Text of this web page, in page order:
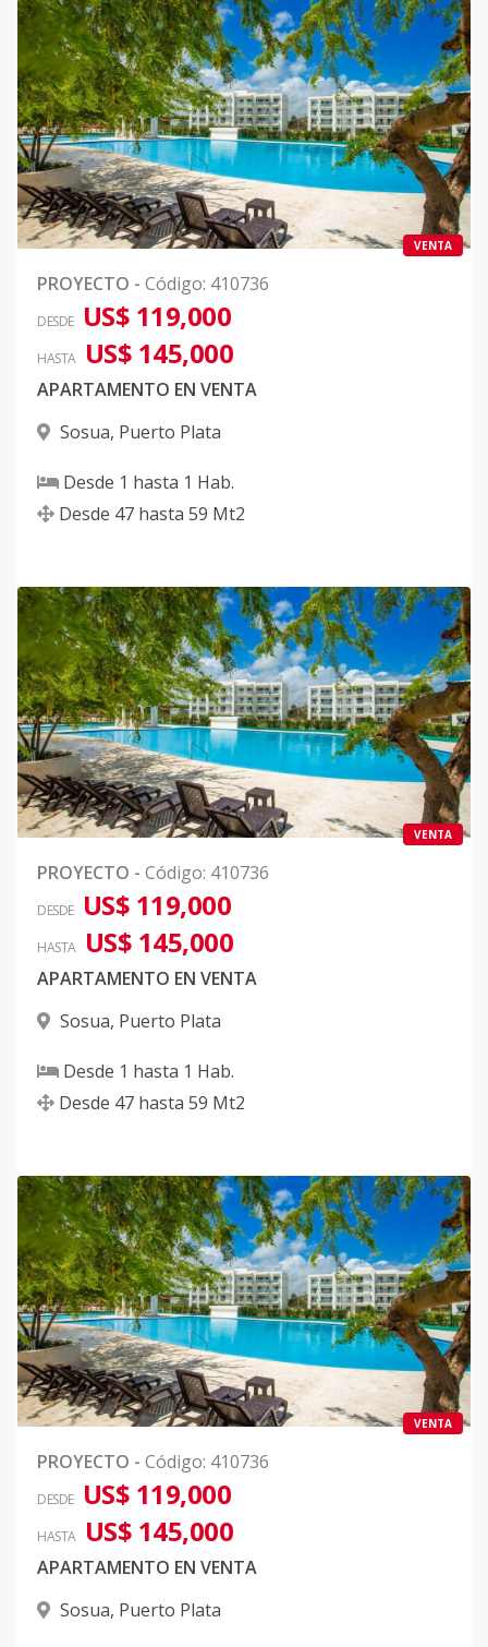
VENTA
PROYECTO - Código: 410736
DESDE US$ 119,000
HASTA US$ 145,000
APARTAMENTO EN VENTA
Sosua, Puerto Plata
Desde 1 hasta 1 Hab.
Desde 47 hasta 59 Mt2
VENTA
PROYECTO - Código: 410736
DESDE US$ 119,000
HASTA US$ 145,000
APARTAMENTO EN VENTA
Sosua, Puerto Plata
Desde 1 hasta 1 Hab.
Desde 47 hasta 59 Mt2
VENTA
PROYECTO - Código: 410736
DESDE US$ 119,000
HASTA US$ 145,000
APARTAMENTO EN VENTA
Sosua, Puerto Plata